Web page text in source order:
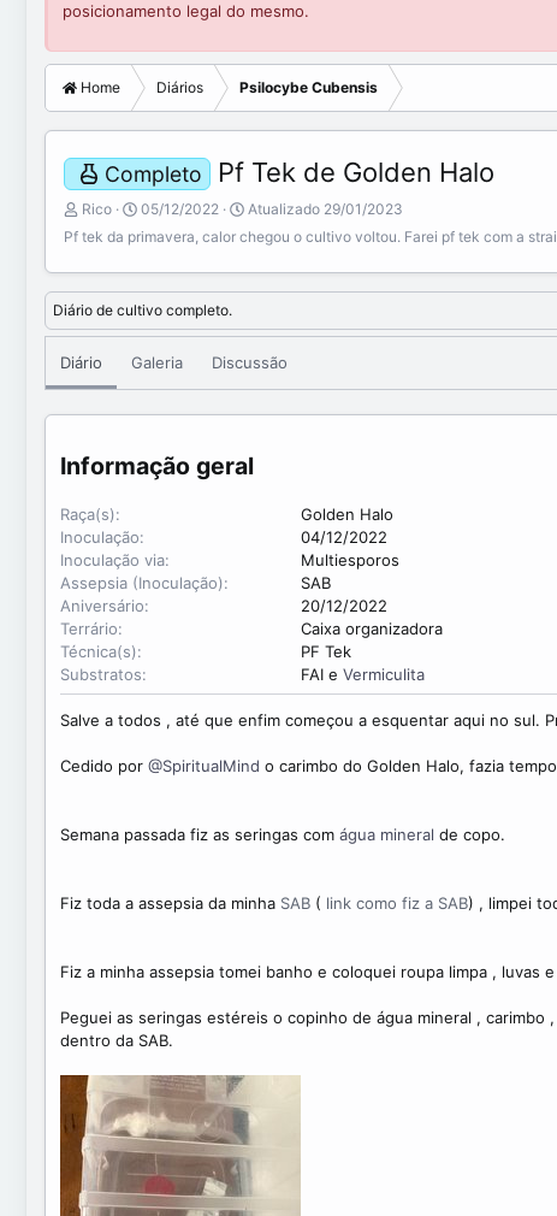
posicionamento legal do mesmo.
Home Diários Psilocybe Cubensis
Completo Pf Tek de Golden Halo
A
d
c
i
o
n
a
d
r
Rico
C
r
a
t
e
d
a
05/12/2022 Atualizado 29/01/2023
Pf tek da primavera, calor chegou o cultivo voltou. Farei pf tek com a
Diário de cultivo completo.
Diário Galeria Discussão
Informação geral
Raça(s)
Golden Halo
Inoculação
04/12/2022
Inoculação via
Multiesporos
Assepsia (Inoculação)
SAB
Aniversário
20/12/2022
Terrário
Caixa organizadora
Técnica(s)
PF Tek
Substratos
FAI e Vermiculita
Salve a todos , até que enfim começou a esquentar aqui no sul.
Cedido por @SpiritualMind o carimbo do Golden Halo, fazia
Semana passada fiz as seringas com água mineral de copo.
Fiz toda a assepsia da minha SAB ( link como fiz a SAB) , limpei
Fiz a minha assepsia tomei banho e coloquei roupa limpa , luvas
Peguei as seringas estéreis o copinho de água mineral ,
dentro da SAB.